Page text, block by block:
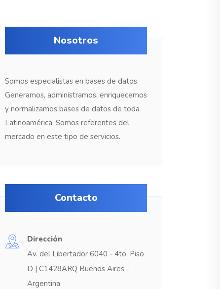
Nosotros
Somos especialistas en bases de datos.
Generamos, administramos, enriquecemos
y normalizamos bases de datos de toda
Latinoamérica. Somos referentes del
mercado en este tipo de servicios.
Contacto
Dirección
Av. del Libertador 6040 - 4to. Piso
D | C1428ARQ Buenos Aires -
Argentina